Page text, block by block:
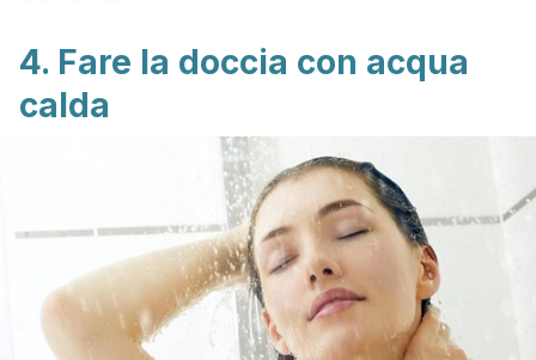
4. Fare la doccia con acqua
calda